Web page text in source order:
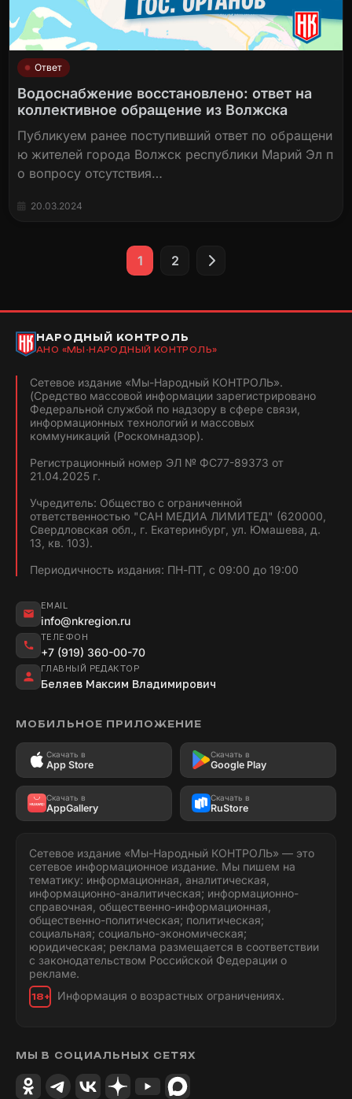
Ответ
Водоснабжение восстановлено: ответ на
коллективное обращение из Волжска
Публикуем ранее поступивший ответ по обращени
ю жителей города Волжск республики Марий Эл п
о вопросу отсутствия…
20.03.2024
1 2
НАРОДНЫЙ КОНТРОЛЬ
АНО «МЫ-НАРОДНЫЙ КОНТРОЛЬ»
Сетевое издание «Мы-Народный КОНТРОЛЬ».
(Средство массовой информации зарегистрировано
Федеральной службой по надзору в сфере связи,
информационных технологий и массовых
коммуникаций (Роскомнадзор).
Регистрационный номер ЭЛ № ФС77-89373 от
21.04.2025 г.
Учредитель: Общество с ограниченной
ответственностью "САН МЕДИА ЛИМИТЕД" (620000,
Свердловская обл., г. Екатеринбург, ул. Юмашева, д.
13, кв. 103).
Периодичность издания: ПН-ПТ, с 09:00 до 19:00
EMAIL
info@nkregion.ru
ТЕЛЕФОН
+7 (919) 360-00-70
ГЛАВНЫЙ РЕДАКТОР
Беляев Максим Владимирович
МОБИЛЬНОЕ ПРИЛОЖЕНИЕ
Скачать в
App Store
Скачать в
Google Play
Скачать в
AppGallery
Скачать в
RuStore
Сетевое издание «Мы-Народный КОНТРОЛЬ» — это
сетевое информационное издание. Мы пишем на
тематику: информационная, аналитическая,
информационно-аналитическая; информационно-
справочная, общественно-информационная,
общественно-политическая; политическая;
социальная; социально-экономическая;
юридическая; реклама размещается в соответствии
с законодательством Российской Федерации о
рекламе.
18+ Информация о возрастных ограничениях.
МЫ В СОЦИАЛЬНЫХ СЕТЯХ